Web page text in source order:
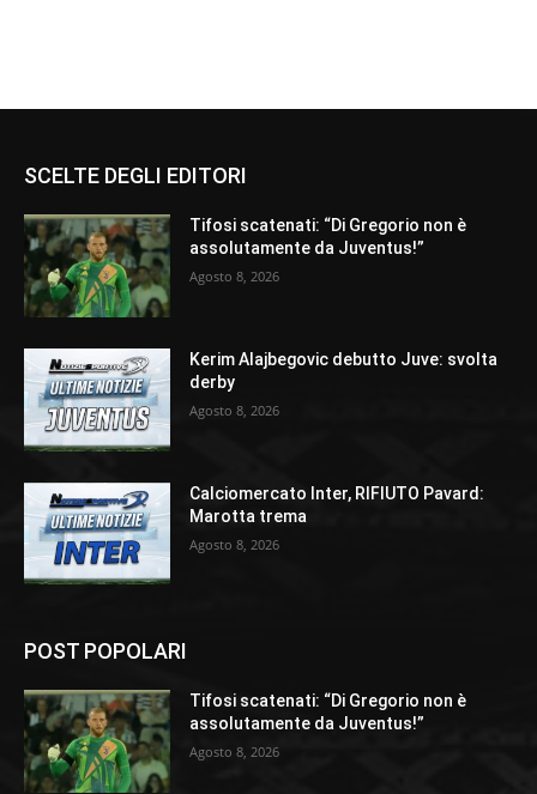
SCELTE DEGLI EDITORI
Tifosi scatenati: “Di Gregorio non è
assolutamente da Juventus!”
Agosto 8, 2026
Kerim Alajbegovic debutto Juve: svolta
derby
Agosto 8, 2026
Calciomercato Inter, RIFIUTO Pavard:
Marotta trema
Agosto 8, 2026
POST POPOLARI
Tifosi scatenati: “Di Gregorio non è
assolutamente da Juventus!”
Agosto 8, 2026